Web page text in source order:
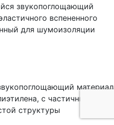
звукопоглощающий
вспененного
для шумоизоляции
материал
с частичным
структуры